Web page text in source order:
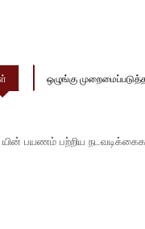
ஒழுங்கு
பயணம் பற்றிய